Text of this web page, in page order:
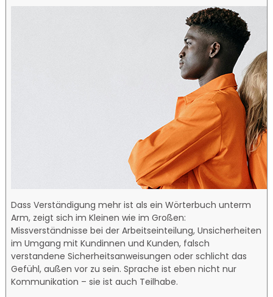
Dass Verständigung mehr ist als ein Wörterbuch unterm
Arm, zeigt sich im Kleinen wie im Großen:
Missverständnisse bei der Arbeitseinteilung, Unsicherheiten
im Umgang mit Kundinnen und Kunden, falsch
verstandene Sicherheitsanweisungen oder schlicht das
Gefühl, außen vor zu sein. Sprache ist eben nicht nur
Kommunikation – sie ist auch Teilhabe.